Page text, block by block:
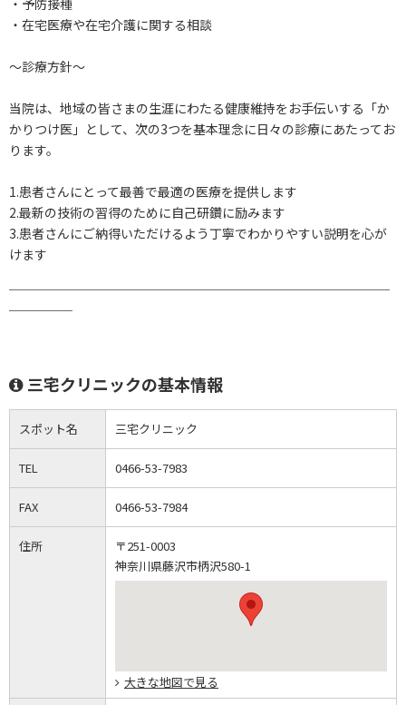
・予防接種
・在宅医療や在宅介護に関する相談
～診療方針～
当院は、地域の皆さまの生涯にわたる健康維持をお手伝いする「か
かりつけ医」として、次の3つを基本理念に日々の診療にあたってお
ります。
1.患者さんにとって最善で最適の医療を提供します
2.最新の技術の習得のために自己研鑽に励みます
3.患者さんにご納得いただけるよう丁寧でわかりやすい説明を心が
けます
￣￣￣￣￣￣￣￣￣￣￣￣￣￣￣￣￣￣￣￣￣￣￣￣￣￣￣￣￣￣
￣￣￣￣￣
三宅クリニックの基本情報
スポット名 三宅クリニック
TEL 0466-53-7983
FAX 0466-53-7984
住所
〒251-0003
神奈川県藤沢市柄沢580-1
大きな地図で見る